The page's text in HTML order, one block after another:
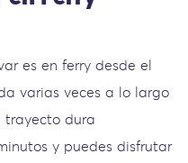
es en ferry desde el
varias veces a lo largo
trayecto dura
y puedes disfrutar